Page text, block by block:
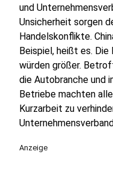
und
Unsicherheit sorgen
Handelskonflikte.
Beispiel, heißt es.
würden größer.
die Autobranche und
Betriebe machten
Kurzarbeit zu
Anzeige